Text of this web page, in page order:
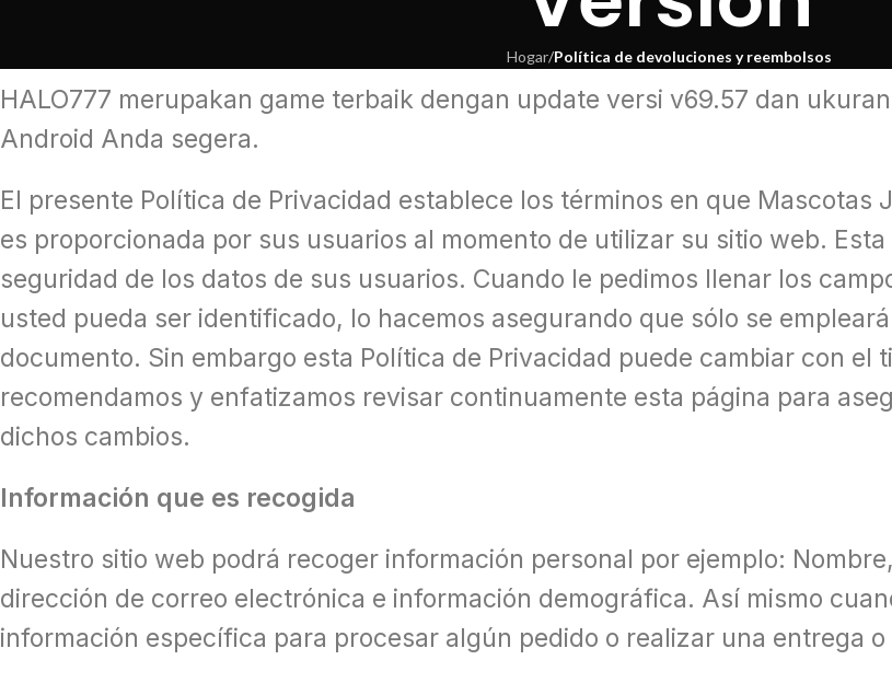
Hogar/Política de devoluciones y reembolsos
HALO777 merupakan game terbaik dengan update versi v69.57 dan
Android Anda segera.
El presente Política de Privacidad establece los términos en que Mascotas
es proporcionada por sus usuarios al momento de utilizar su sitio web.
seguridad de los datos de sus usuarios. Cuando le pedimos llenar los
usted pueda ser identificado, lo hacemos asegurando que sólo se
documento. Sin embargo esta Política de Privacidad puede cambiar con el
recomendamos y enfatizamos revisar continuamente esta página para
dichos cambios.
Información que es recogida
Nuestro sitio web podrá recoger información personal por ejemplo:
dirección de correo electrónica e información demográfica. Así mismo
información específica para procesar algún pedido o realizar una entrega